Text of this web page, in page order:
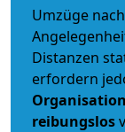
Umzüge
Distanzen
erfordern
Organisation
reibungslos